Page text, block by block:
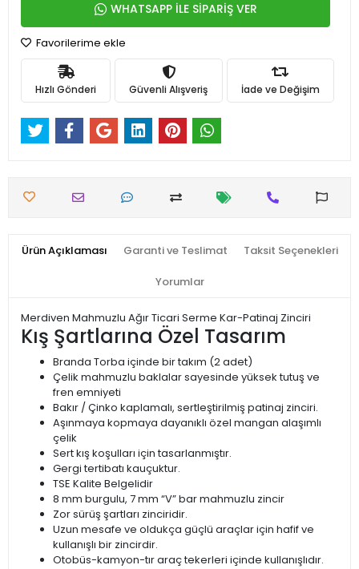
WHATSAPP İLE SİPARİŞ VER
Favorilerime ekle
Hızlı Gönderi Güvenli Alışveriş İade ve Değişim
Ürün Açıklaması Garanti ve Teslimat Taksit Seçenekleri
Yorumlar
Merdiven Mahmuzlu Ağır Ticari Serme Kar-Patinaj Zinciri
Kış Şartlarına Özel Tasarım
Branda Torba içinde bir takım (2 adet)
Çelik mahmuzlu baklalar sayesinde yüksek tutuş ve
fren emniyeti
Bakır / Çinko kaplamalı, sertleştirilmiş patinaj zinciri.
Aşınmaya kopmaya dayanıklı özel mangan alaşımlı
çelik
Sert kış koşulları için tasarlanmıştır.
Gergi tertibatı kauçuktur.
TSE Kalite Belgelidir
8 mm burgulu, 7 mm “V” bar mahmuzlu zincir
Zor sürüş şartları zinciridir.
Uzun mesafe ve oldukça güçlü araçlar için hafif ve
kullanışlı bir zincirdir.
Otobüs-kamyon-tır araç tekerleri içinde kullanışlıdır.